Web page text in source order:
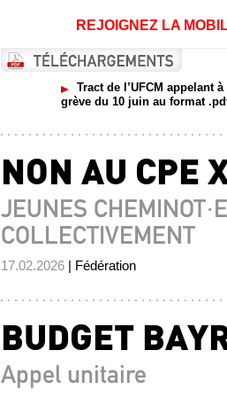
REJOIGNEZ LA
Tract de l’UFCM appelant à
grève du 10 juin au format
NON AU CPE
JEUNES
COLLECTIVEMENT
17.02.2026 | Fédération
BUDGET
Appel unitaire